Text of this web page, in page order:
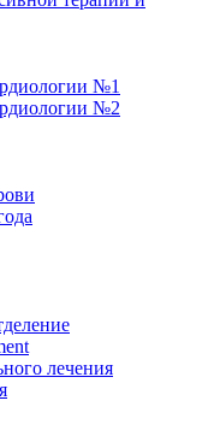
№1
№2
лечения